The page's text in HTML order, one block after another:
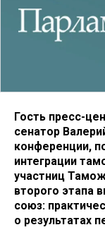
Гость пресс-
сенатор
конференции,
интеграции
участниц
второго этапа
союз:
о результатах